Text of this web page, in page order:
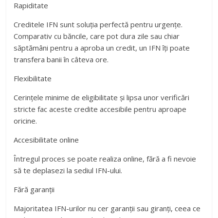
Rapiditate
Creditele IFN sunt soluția perfectă pentru urgențe.
Comparativ cu băncile, care pot dura zile sau chiar
săptămâni pentru a aproba un credit, un IFN îți poate
transfera banii în câteva ore.
Flexibilitate
Cerințele minime de eligibilitate și lipsa unor verificări
stricte fac aceste credite accesibile pentru aproape
oricine.
Accesibilitate online
Întregul proces se poate realiza online, fără a fi nevoie
să te deplasezi la sediul IFN-ului.
Fără garanții
Majoritatea IFN-urilor nu cer garanții sau giranți, ceea ce